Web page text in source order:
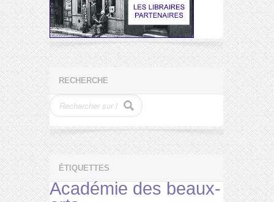
RECHERCHE
ÉTIQUETTES
Académie des beaux-